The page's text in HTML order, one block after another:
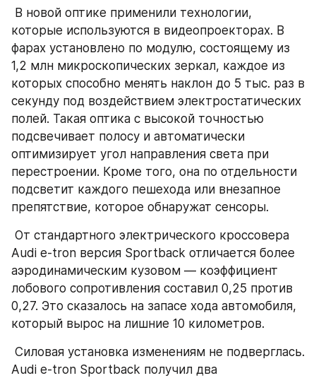
которые используются в видеопроекторах. В
фарах установлено по модулю, состоящему из
1,2 млн микроскопических зеркал, каждое из
которых способно менять наклон до 5 тыс. раз в
секунду под воздействием электростатических
полей. Такая оптика с высокой точностью
подсвечивает полосу и автоматически
оптимизирует угол направления света при
перестроении. Кроме того, она по отдельности
подсветит каждого пешехода или внезапное
препятствие, которое обнаружат сенсоры.
Audi e-tron версия Sportback отличается более
аэродинамическим кузовом — коэффициент
лобового сопротивления составил 0,25 против
0,27. Это сказалось на запасе хода автомобиля,
который вырос на лишние 10 километров.
Audi e-tron Sportback получил два